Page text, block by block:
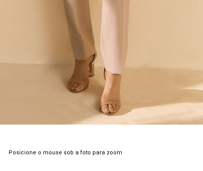
Posicione o mouse sob a foto para zoom